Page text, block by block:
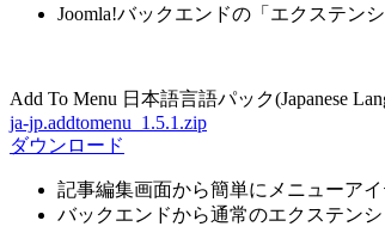
Joomla!バックエンドの「エクステン
Add To Menu 日本語言語パック(Japanese
ja-jp.addtomenu_1.5.1.zip
ダウンロード
記事編集画面から簡単にメニューア
バックエンドから通常のエクステン